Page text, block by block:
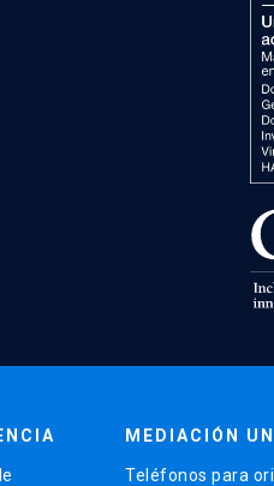
MEDIACIÓN
Teléfonos para